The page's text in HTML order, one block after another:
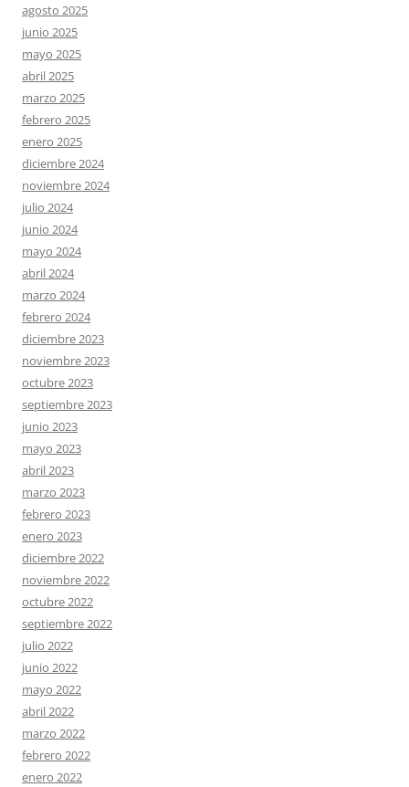
agosto 2025
junio 2025
mayo 2025
abril 2025
marzo 2025
febrero 2025
enero 2025
diciembre 2024
noviembre 2024
julio 2024
junio 2024
mayo 2024
abril 2024
marzo 2024
febrero 2024
diciembre 2023
noviembre 2023
octubre 2023
septiembre 2023
junio 2023
mayo 2023
abril 2023
marzo 2023
febrero 2023
enero 2023
diciembre 2022
noviembre 2022
octubre 2022
septiembre 2022
julio 2022
junio 2022
mayo 2022
abril 2022
marzo 2022
febrero 2022
enero 2022